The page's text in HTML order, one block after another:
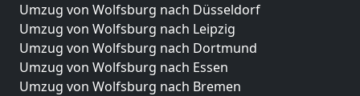
Umzug von Wolfsburg nach Düsseldorf
Umzug von Wolfsburg nach Leipzig
Umzug von Wolfsburg nach Dortmund
Umzug von Wolfsburg nach Essen
Umzug von Wolfsburg nach Bremen